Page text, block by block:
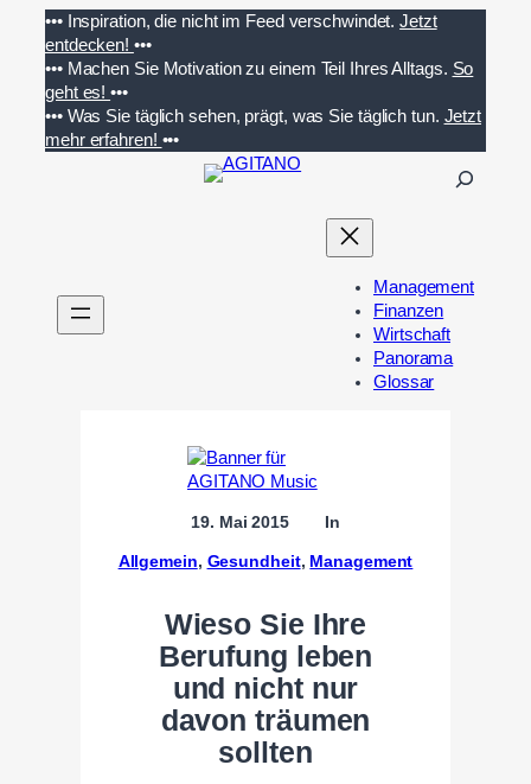
Inhalt
springen
••• Inspiration, die nicht im Feed verschwindet. Jetzt
entdecken! •••
••• Machen Sie Motivation zu einem Teil Ihres Alltags. So
geht es!•••
••• Was Sie täglich sehen, prägt, was Sie täglich tun. Jetzt
mehr erfahren! •••
n
Management
Finanzen
Wirtschaft
Panorama
Glossar
19. Mai 2015 In
Allgemein, Gesundheit, Management
Wieso Sie Ihre
Berufung leben
und nicht nur
davon träumen
sollten